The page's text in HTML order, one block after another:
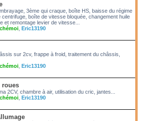
3ème qui craque, boîte HS, baisse du régime
centrifuge, boîte de vitesse bloquée, changement huile
et remontage levier de vitesse...
Eric13190
sur 2cv, frappe à froid, traitement du châssis,
Eric13190
roues
2CV, chambre à air, utilisation du cric, jantes...
Eric13190